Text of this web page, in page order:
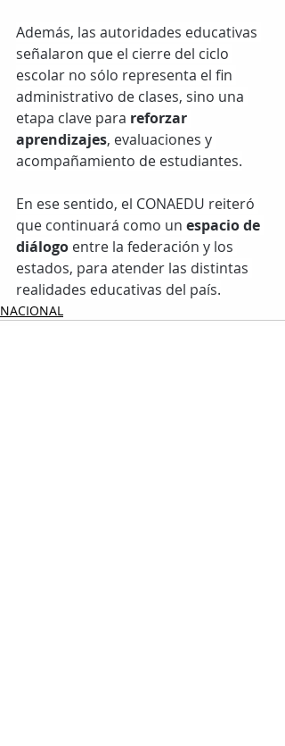
Además, las autoridades educativas
señalaron que el cierre del ciclo
escolar no sólo representa el fin
administrativo de clases, sino una
etapa clave para reforzar
aprendizajes, evaluaciones y
acompañamiento de estudiantes.
En ese sentido, el CONAEDU reiteró
que continuará como un espacio de
diálogo entre la federación y los
estados, para atender las distintas
realidades educativas del país.
NACIONAL